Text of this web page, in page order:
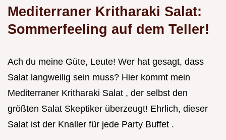
Mediterraner Kritharaki Salat:
Sommerfeeling auf dem Teller!
Ach du meine Güte, Leute! Wer hat gesagt, dass
Salat langweilig sein muss? Hier kommt mein
Mediterraner Kritharaki Salat , der selbst den
größten Salat Skeptiker überzeugt! Ehrlich, dieser
Salat ist der Knaller für jede Party Buffet .